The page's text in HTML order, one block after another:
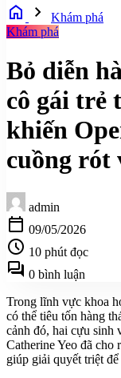
home chevron_right
Khám phá
Khám phá
Bỏ diễn
cô gái trẻ
khiến
cuồng rót
admin
calendar_today 09/05/2026
schedule 10 phút đọc
forum 0 bình luận
Trong lĩnh vực khoa
có thể tiêu tốn hàng
cảnh đó, hai cựu sinh
Catherine Yeo đã cho
giúp giải quyết triệt để